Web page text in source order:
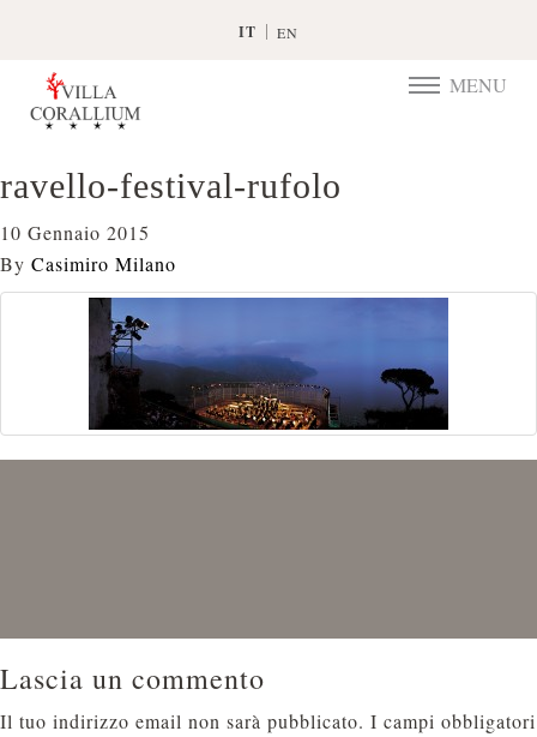
IT EN
TOGGLE
MENU
ravello-festival-rufolo
10 Gennaio 2015
By Casimiro Milano
Lascia un commento
Il tuo indirizzo email non sarà pubblicato. I campi obbligatori